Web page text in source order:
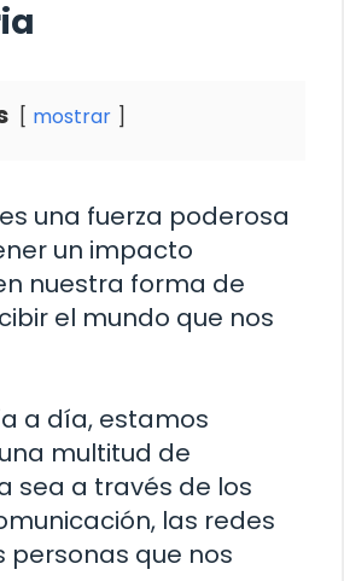
mostrar
una fuerza poderosa
un impacto
nuestra forma de
el mundo que nos
a día, estamos
multitud de
sea a través de los
las redes
personas que nos